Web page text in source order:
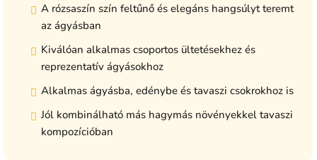
A rózsaszín szín feltűnő és elegáns hangsúlyt teremt
az ágyásban
Kiválóan alkalmas csoportos ültetésekhez és
reprezentatív ágyásokhoz
Alkalmas ágyásba, edénybe és tavaszi csokrokhoz is
Jól kombinálható más hagymás növényekkel tavaszi
kompozícióban